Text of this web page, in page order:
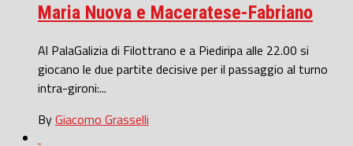
Maria Nuova e Maceratese-Fabriano
Al PalaGalizia di Filottrano e a Piediripa alle 22.00 si
giocano le due partite decisive per il passaggio al turno
intra-gironi:...
ByGiacomo Grasselli